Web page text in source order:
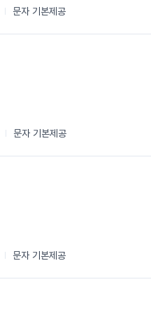
문자 기본제공
문자 기본제공
문자 기본제공